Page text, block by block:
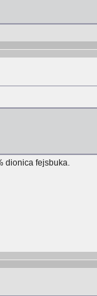
dionica fejsbuka.